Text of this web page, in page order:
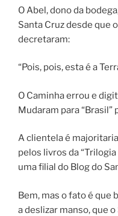
O Abel, dono da
Santa Cruz desde que
decretaram:
“Pois, pois, esta é a
O Caminha errou e
Mudaram para “Brasil”
A clientela é
pelos livros da
uma filial do Blog do
Bem, mas o fato é que
a deslizar manso, que